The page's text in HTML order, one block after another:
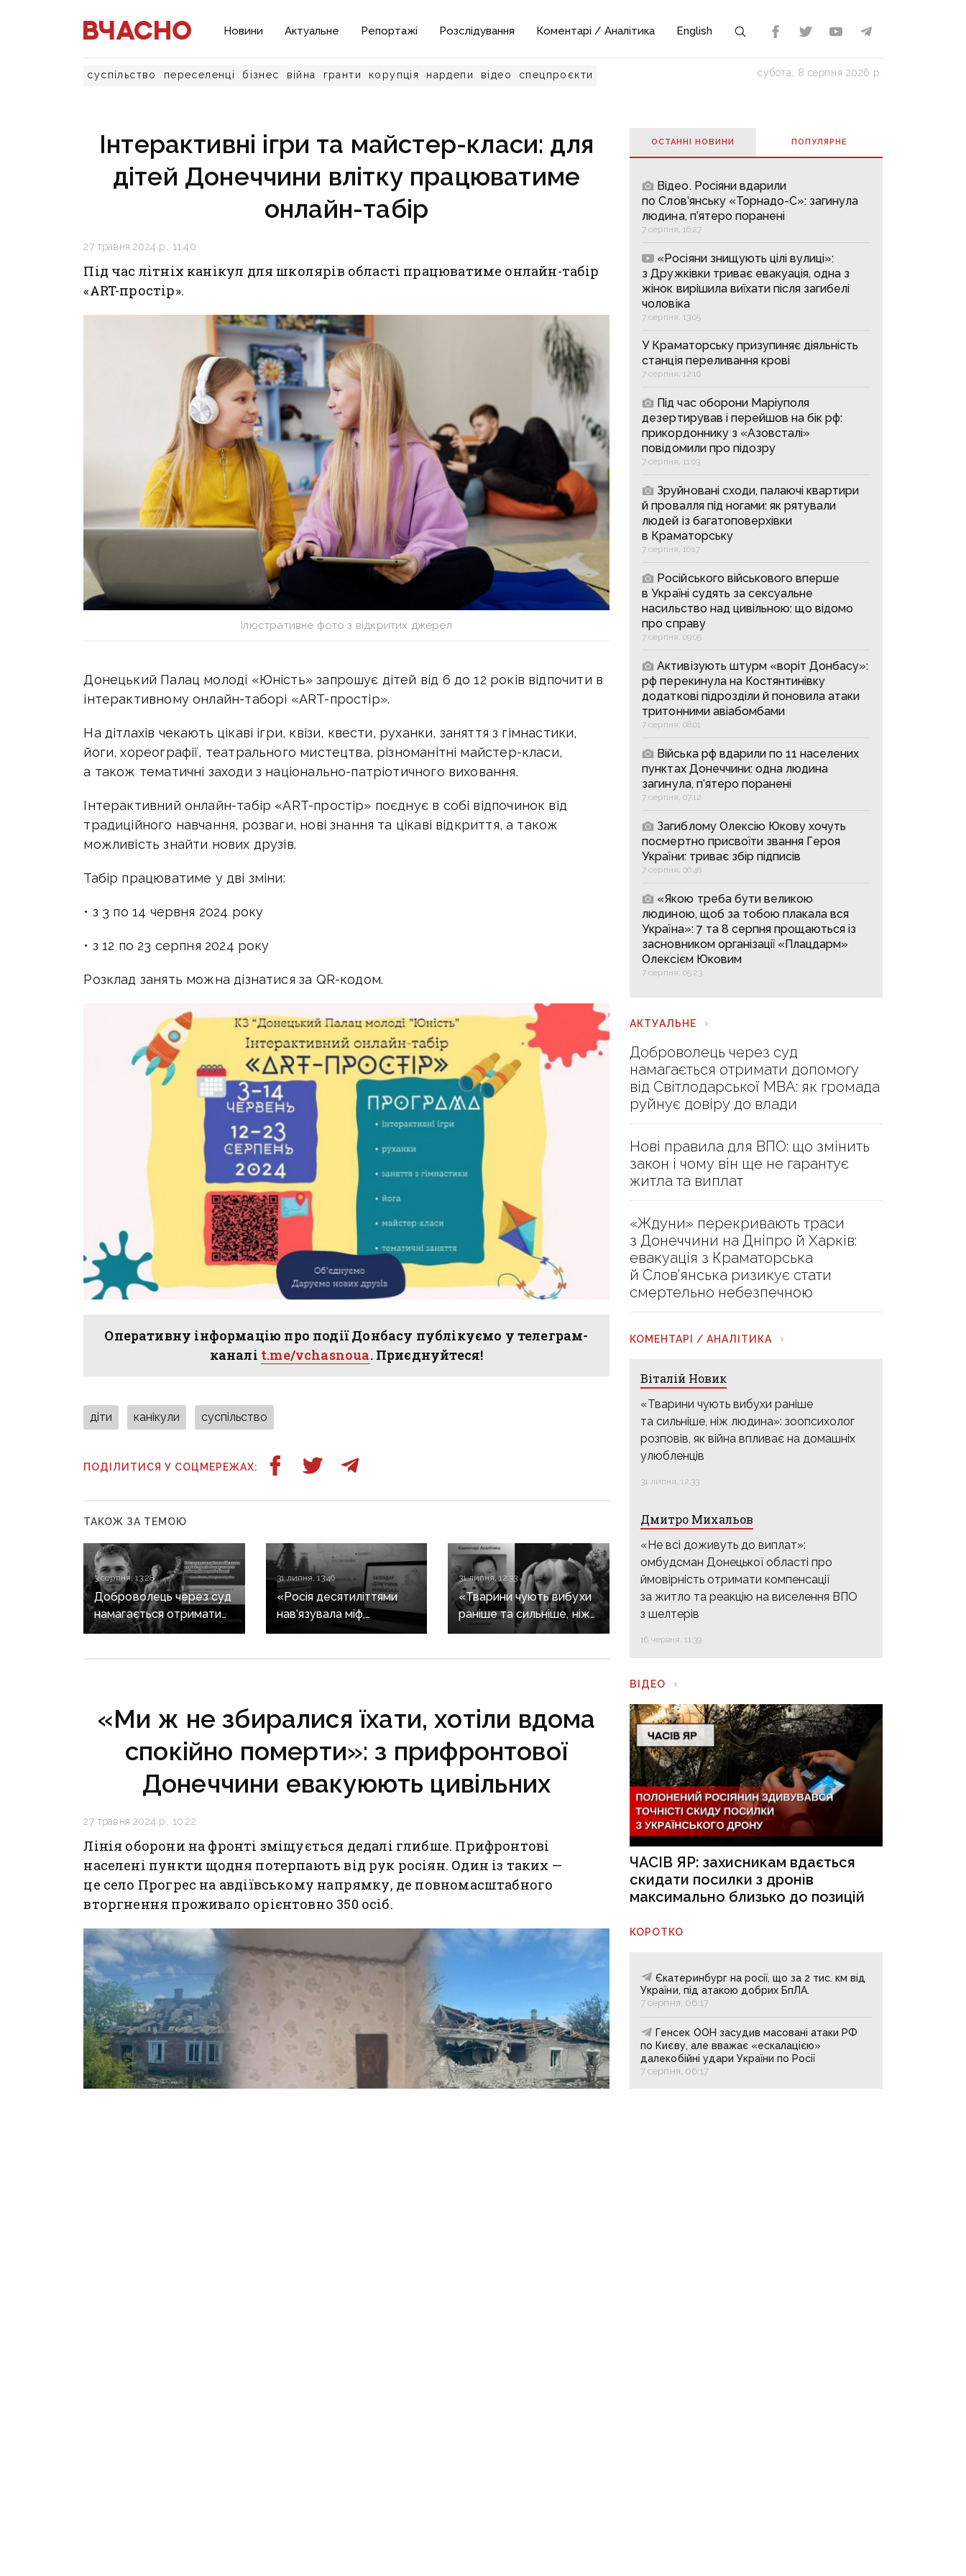
Новини Актуальне Репортажі Розслідування Коментарі / Аналітика English
суспільство переселенці бізнес війна гранти корупція нардепи відео спецпроєкти субота, 8 серпня 2026 р.
Інтерактивні ігри та майстер-класи: для
дітей Донеччини влітку працюватиме
онлайн-табір
27 травня 2024 р., 11:40
Під час літніх канікул для школярів області працюватиме онлайн-табір
«ART-простір».
Ілюстративне фото з відкритих джерел
Донецький Палац молоді «Юність» запрошує дітей від 6 до 12 років відпочити в
інтерактивному онлайн-таборі «ART-простір».
На дітлахів чекають цікаві ігри, квізи, квести, руханки, заняття з гімнастики,
йоги, хореографії, театрального мистецтва, різноманітні майстер-класи,
а також тематичні заходи з національно-патріотичного виховання.
Інтерактивний онлайн-табір «ART-простір» поєднує в собі відпочинок від
традиційного навчання, розваги, нові знання та цікаві відкриття, а також
можливість знайти нових друзів.
Табір працюватиме у дві зміни:
• з 3 по 14 червня 2024 року
• з 12 по 23 серпня 2024 року
Розклад занять можна дізнатися за QR-кодом.
Оперативну інформацію про події Донбасу публікуємо у телеграм-
каналі t.me/vchasnoua. Приєднуйтеся!
діти канікули суспільство
ПОДІЛИТИСЯ У СОЦМЕРЕЖАХ:
ТАКОЖ ЗА ТЕМОЮ
3 серпня, 13:28
Доброволець через суд
намагається отримати
допомогу від
31 липня, 13:46
«Росія десятиліттями
нав’язувала міф,
що Донеччина —
31 липня, 12:33
«Тварини чують вибухи
раніше та сильніше, ніж
людина»: зоопсихолог
«Ми ж не збиралися їхати, хотіли вдома
спокійно померти»: з прифронтової
Донеччини евакуюють цивільних
27 травня 2024 р., 10:22
Лінія оборони на фронті зміщується дедалі глибше. Прифронтові
населені пункти щодня потерпають від рук росіян. Один із таких —
це село Прогрес на авдіївському напрямку, де повномасштабного
вторгнення проживало орієнтовно 350 осіб.
ОСТАННІ НОВИНИ ПОПУЛЯРНE
Відео. Росіяни вдарили
по Слов’янську «Торнадо-С»: загинула
людина, п’ятеро поранені
7 серпня, 16:27
«Росіяни знищують цілі вулиці»:
з Дружківки триває евакуація, одна з
жінок вирішила виїхати після загибелі
чоловіка
7 серпня, 13:05
У Краматорську призупиняє діяльність
станція переливання крові
7 серпня, 12:16
Під час оборони Маріуполя
дезертирував і перейшов на бік рф:
прикордоннику з «Азовсталі»
повідомили про підозру
7 серпня, 11:03
Зруйновані сходи, палаючі квартири
й провалля під ногами: як рятували
людей із багатоповерхівки
в Краматорську
7 серпня, 10:17
Російського військового вперше
в Україні судять за сексуальне
насильство над цивільною: що відомо
про справу
7 серпня, 09:05
Активізують штурм «воріт Донбасу»:
рф перекинула на Костянтинівку
додаткові підрозділи й поновила атаки
тритонними авіабомбами
7 серпня, 08:01
Війська рф вдарили по 11 населених
пунктах Донеччини: одна людина
загинула, п’ятеро поранені
7 серпня, 07:12
Загиблому Олексію Юкову хочуть
посмертно присвоїти звання Героя
України: триває збір підписів
7 серпня, 06:48
«Якою треба бути великою
людиною, щоб за тобою плакала вся
Україна»: 7 та 8 серпня прощаються із
засновником організації «Плацдарм»
Олексієм Юковим
7 серпня, 05:23
АКТУАЛЬНЕ
Доброволець через суд
намагається отримати допомогу
від Світлодарської МВА: як громада
руйнує довіру до влади
Нові правила для ВПО: що змінить
закон і чому він ще не гарантує
житла та виплат
«Ждуни» перекривають траси
з Донеччини на Дніпро й Харків:
евакуація з Краматорська
й Слов’янська ризикує стати
смертельно небезпечною
КОМЕНТАРІ / АНАЛІТИКА
Віталій Новик
«Тварини чують вибухи раніше
та сильніше, ніж людина»: зоопсихолог
розповів, як війна впливає на домашніх
улюбленців
31 липня, 12:33
Дмитро Михальов
«Не всі доживуть до виплат»:
омбудсман Донецької області про
ймовірність отримати компенсації
за житло та реакцію на виселення ВПО
з шелтерів
16 червня, 11:39
ВІДЕО
ЧАСІВ ЯР: захисникам вдається
скидати посилки з дронів
максимально близько до позицій
КОРОТКО
Єкатеринбург на росії, що за 2 тис. км від
України, під атакою добрих БпЛА.
7 серпня, 06:17
Генсек ООН засудив масовані атаки РФ
по Києву, але вважає «ескалацією»
далекобійні удари України по Росії
7 серпня, 06:17